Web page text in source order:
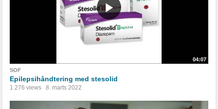
04:07
SOF
Epilepsihåndtering med stesolid
1.276 views 8. marts 2022